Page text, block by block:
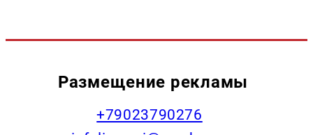
Размещение рекламы
+79023790276